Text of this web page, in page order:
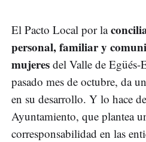
El Pacto Local por la
personal, familiar y
mujeres del Valle de
pasado mes de octubre, da
en su desarrollo. Y lo hace
Ayuntamiento, que plantea
corresponsabilidad en las